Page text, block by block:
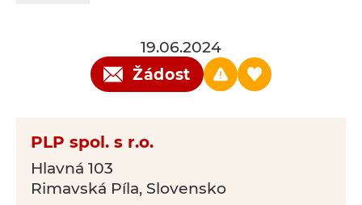
19.06.2024
Žádost
PLP spol. s r.o.
Hlavná 103
Rimavská Píla, Slovensko